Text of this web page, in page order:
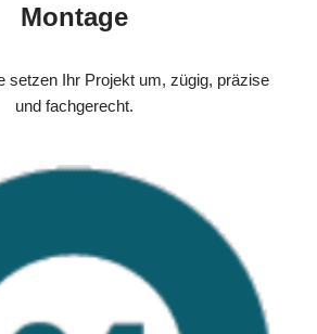
Montage
setzen Ihr Projekt um, zügig, präzise
und fachgerecht.